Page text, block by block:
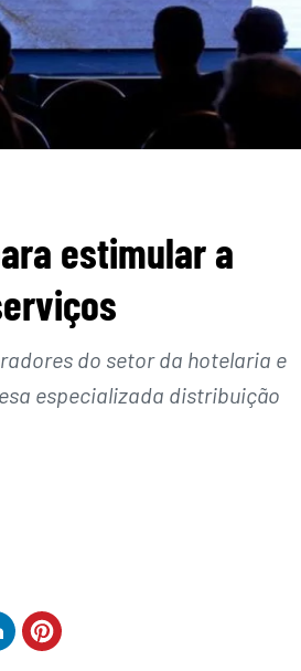
estimular a
do setor da hotelaria e
especializada distribuição